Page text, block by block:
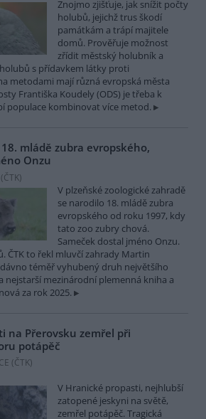
Znojmo zjišťuje, jak snížit počty
holubů, jejichž trus škodí
památkám a trápí majitele
domů. Prověřuje možnost
zřídit městský holubník a
s přídavkem látky proti
metodami mají různá evropská města
Františka Koudely (ODS) je třeba k
populace kombinovat více metod.
mládě zubra evropského,
Onzu
ČTK)
V plzeňské zoologické zahradě
se narodilo 18. mládě zubra
evropského od roku 1997, kdy
tato zoo zubry chová.
Sameček dostal jméno Onzu.
ČTK to řekl mluvčí zahrady Martin
téměř vyhubený druh největšího
nejstarší mezinárodní plemenná kniha a
za rok 2025.
na Přerovsku zemřel při
potápěč
(ČTK)
V Hranické propasti, nejhlubší
zatopené jeskyni na světě,
zemřel potápěč. Tragická